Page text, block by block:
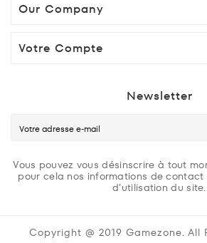
Our Company
Votre Compte
Newsletter
Vous pouvez vous désinscrire à tout
pour cela nos informations de contact
d'utilisation du site.
Copyright @ 2019 Gamezone. All